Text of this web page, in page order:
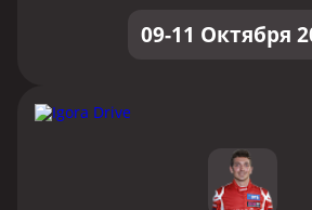
09-11 Октября